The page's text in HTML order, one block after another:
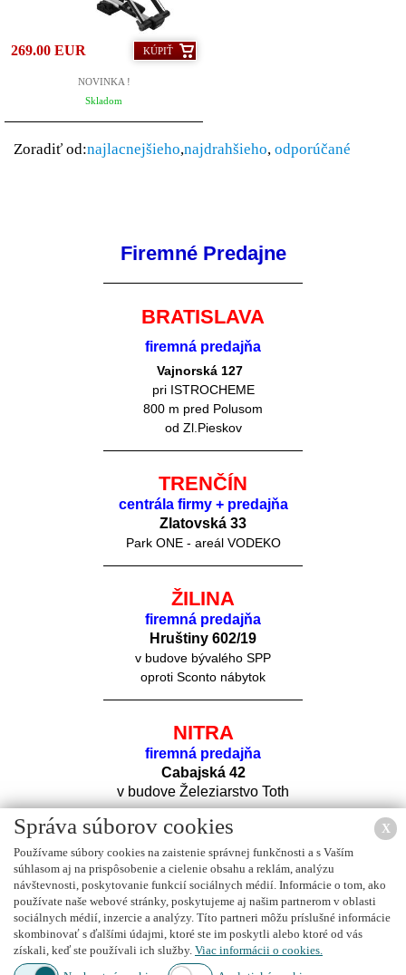
269.00 EUR KÚPIŤ
NOVINKA !
Skladom
Zoradiť od:najlacnejšieho,najdrahšieho, odporúčané
Firemné Predajne
BRATISLAVA
firemná predajňa
Vajnorská 127
pri ISTROCHEME
800 m pred Polusom
od Zl.Pieskov
TRENČÍN
centrála firmy + predajňa
Zlatovská 33
Park ONE - areál VODEKO
ŽILINA
firemná predajňa
Hruštiny 602/19
v budove bývalého SPP
oproti Sconto nábytok
NITRA
firemná predajňa
Cabajská 42
v budove Železiarstvo Toth
Nájdete nás naFACEBOOKu
X
Správa súborov cookies
Používame súbory cookies na zaistenie správnej funkčnosti a s Vaším
súhlasom aj na prispôsobenie a cielenie obsahu a reklám, analýzu
návštevnosti, poskytovanie funkcií sociálnych médií. Informácie o tom, ako
používate naše webové stránky, poskytujeme aj našim partnerom v oblasti
sociálnych médií, inzercie a analýzy. Títo partneri môžu príslušné informácie
skombinovať s ďalšími údajmi, ktoré ste im poskytli alebo ktoré od vás
získali, keď ste používali ich služby. Viac informácii o cookies.